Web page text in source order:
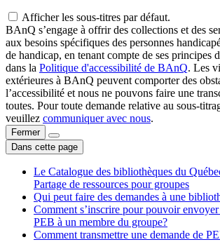
Afficher les sous-titres par défaut.
BAnQ s’engage à offrir des collections et des
aux besoins spécifiques des personnes
de handicap, en tenant compte de ses principes
dans la Politique d'accessibilité de BAnQ. Les
extérieures à BAnQ peuvent comporter des
l’accessibilité et nous ne pouvons faire une
toutes. Pour toute demande relative au sous-
veuillez communiquer avec nous.
Fermer
Dans cette page
Le Catalogue des bibliothèques du
Partage de ressources pour groupes
Qui peut faire des demandes à une
Comment s’inscrire pour pouvoir envoyer
PEB à un membre du groupe?
Comment transmettre une demande de